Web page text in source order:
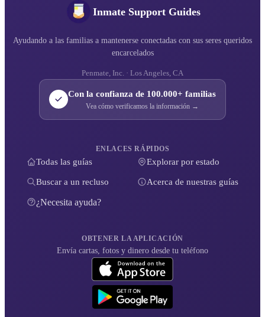
Inmate Support Guides
Ayudando a las familias a mantenerse conectadas con sus seres queridos
encarcelados
Penmate, Inc. · Los Angeles, CA
Con la confianza de 100.000+ familias
Vea cómo verificamos la información →
ENLACES RÁPIDOS
Todas las guías Explorar por estado
Buscar a un recluso Acerca de nuestras guías
¿Necesita ayuda?
OBTENER LA APLICACIÓN
Envía cartas, fotos y dinero desde tu teléfono